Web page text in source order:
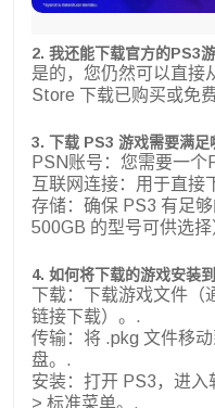
2. 我还能下载官方的PS3游
是的，您仍然可以直接
Store 下载已购买或免
3. 下载 PS3 游戏需要满足
PSN账号：您需要一
互联网连接：用于直接
存储：确保 PS3 有足
500GB 的型号可供选择
4. 如何将下载的游戏安装
下载：下载游戏文件（
链接下载）。.
传输：将 .pkg 文件移
盘。.
安装：打开 PS3，进
> 标准菜单。.